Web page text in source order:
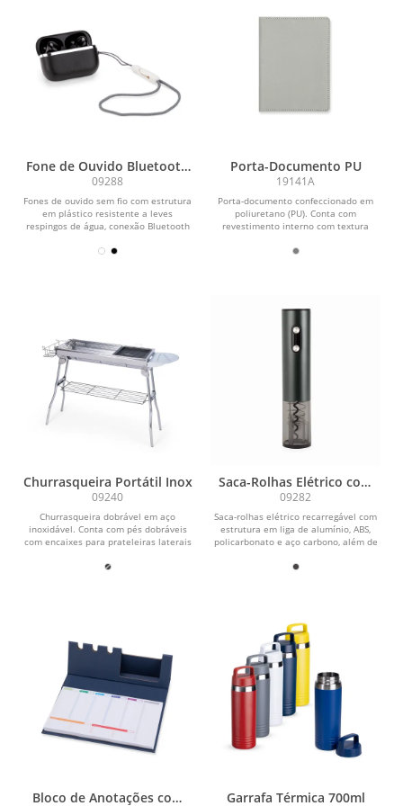
Fone de Ouvido Bluetooth
com Case Carregador
09288
Fones de ouvido sem fio com estrutura
em plástico resistente a leves
respingos de água, conexão Bluetooth
Porta-Documento PU
19141A
Porta-documento confeccionado em
poliuretano (PU). Conta com
revestimento interno com textura
Churrasqueira Portátil Inox
09240
Churrasqueira dobrável em aço
inoxidável. Conta com pés dobráveis
com encaixes para prateleiras laterais
Saca-Rolhas Elétrico com
LED
09282
Saca-rolhas elétrico recarregável com
estrutura em liga de alumínio, ABS,
policarbonato e aço carbono, além de
Bloco de Anotações com
Garrafa Térmica 700ml